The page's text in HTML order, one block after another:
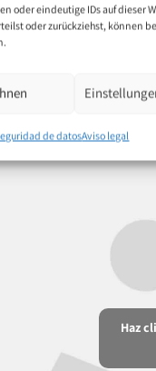
oder eindeutige IDs auf dieser
oder zurückziehst, können
de datosAviso legal
Haz